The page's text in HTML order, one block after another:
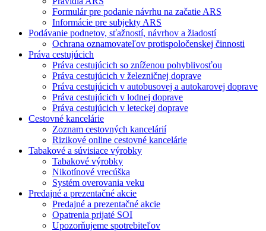
Formulár pre podanie návrhu na začatie ARS
Informácie pre subjekty ARS
Podávanie podnetov, sťažností, návrhov a žiadostí
Ochrana oznamovateľov protispoločenskej činnosti
Práva cestujúcich
Práva cestujúcich so zníženou pohyblivosťou
Práva cestujúcich v železničnej doprave
Práva cestujúcich v autobusovej a autokarovej doprave
Práva cestujúcich v lodnej doprave
Práva cestujúcich v leteckej doprave
Cestovné kancelárie
Zoznam cestovných kancelárií
Rizikové online cestovné kancelárie
Tabakové a súvisiace výrobky
Tabakové výrobky
Nikotínové vrecúška
Systém overovania veku
Predajné a prezentačné akcie
Predajné a prezentačné akcie
Opatrenia prijaté SOI
Upozorňujeme spotrebiteľov